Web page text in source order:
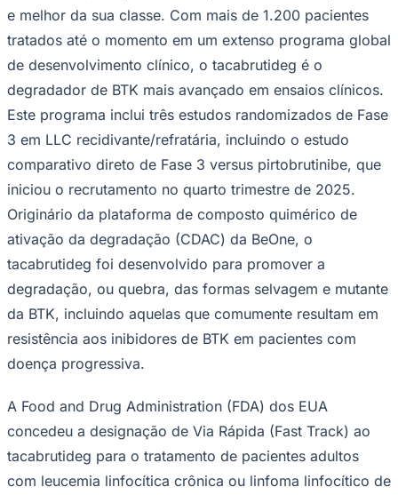
Atlético-MG
e melhor da sua classe. Com mais de 1.200 pacientes
tratados até o momento em um extenso programa global
de desenvolvimento clínico, o tacabrutideg é o
degradador de BTK mais avançado em ensaios clínicos.
Este programa inclui três estudos randomizados de Fase
3 em LLC recidivante/refratária, incluindo o estudo
comparativo direto de Fase 3 versus pirtobrutinibe, que
iniciou o recrutamento no quarto trimestre de 2025.
Originário da plataforma de composto quimérico de
ativação da degradação (CDAC) da BeOne, o
tacabrutideg foi desenvolvido para promover a
degradação, ou quebra, das formas selvagem e mutante
da BTK, incluindo aquelas que comumente resultam em
resistência aos inibidores de BTK em pacientes com
doença progressiva.
A Food and Drug Administration (FDA) dos EUA
concedeu a designação de Via Rápida (Fast Track) ao
tacabrutideg para o tratamento de pacientes adultos
com leucemia linfocítica crônica ou linfoma linfocítico de